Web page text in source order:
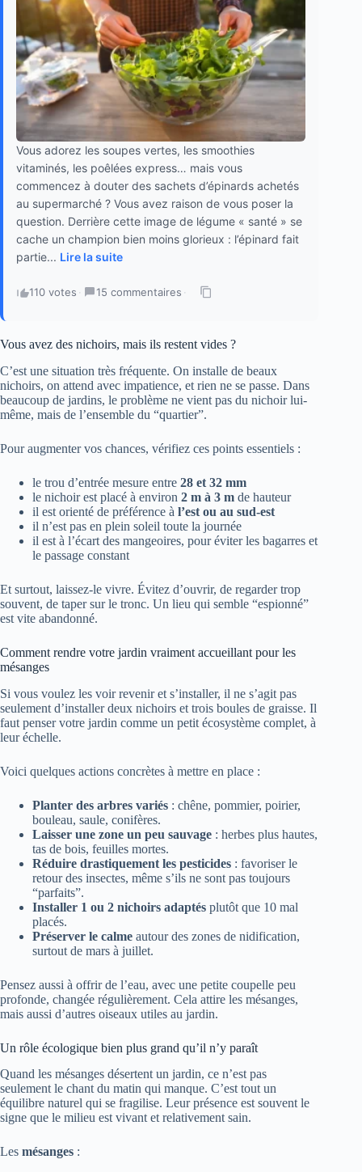
Vous adorez les soupes vertes, les smoothies
vitaminés, les poêlées express… mais vous
commencez à douter des sachets d’épinards achetés
au supermarché ? Vous avez raison de vous poser la
question. Derrière cette image de légume « santé » se
cache un champion bien moins glorieux : l’épinard fait
partie... Lire la suite
110 votes · 15 commentaires ·
Vous avez des nichoirs, mais ils restent vides ?
C’est une situation très fréquente. On installe de beaux
nichoirs, on attend avec impatience, et rien ne se passe. Dans
beaucoup de jardins, le problème ne vient pas du nichoir lui-
même, mais de l’ensemble du “quartier”.
Pour augmenter vos chances, vérifiez ces points essentiels :
le trou d’entrée mesure entre 28 et 32 mm
le nichoir est placé à environ 2 m à 3 m de hauteur
il est orienté de préférence à l’est ou au sud-est
il n’est pas en plein soleil toute la journée
il est à l’écart des mangeoires, pour éviter les bagarres et
le passage constant
Et surtout, laissez-le vivre. Évitez d’ouvrir, de regarder trop
souvent, de taper sur le tronc. Un lieu qui semble “espionné”
est vite abandonné.
Comment rendre votre jardin vraiment accueillant pour les
mésanges
Si vous voulez les voir revenir et s’installer, il ne s’agit pas
seulement d’installer deux nichoirs et trois boules de graisse. Il
faut penser votre jardin comme un petit écosystème complet, à
leur échelle.
Voici quelques actions concrètes à mettre en place :
Planter des arbres variés : chêne, pommier, poirier,
bouleau, saule, conifères.
Laisser une zone un peu sauvage : herbes plus hautes,
tas de bois, feuilles mortes.
Réduire drastiquement les pesticides : favoriser le
retour des insectes, même s’ils ne sont pas toujours
“parfaits”.
Installer 1 ou 2 nichoirs adaptés plutôt que 10 mal
placés.
Préserver le calme autour des zones de nidification,
surtout de mars à juillet.
Pensez aussi à offrir de l’eau, avec une petite coupelle peu
profonde, changée régulièrement. Cela attire les mésanges,
mais aussi d’autres oiseaux utiles au jardin.
Un rôle écologique bien plus grand qu’il n’y paraît
Quand les mésanges désertent un jardin, ce n’est pas
seulement le chant du matin qui manque. C’est tout un
équilibre naturel qui se fragilise. Leur présence est souvent le
signe que le milieu est vivant et relativement sain.
Les mésanges :